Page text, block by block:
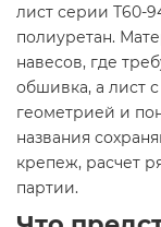
лист серии Т60-
полиуретан.
навесов, где
обшивка, а лист
геометрией и
названия
крепеж, расчет
партии.